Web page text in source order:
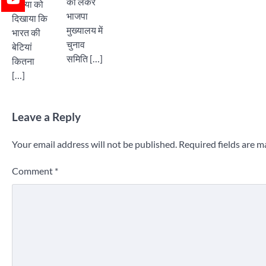
दुनिया को
दिखाया कि
भारत की
बेटियां
कितना
[…]
भाजपा
मुख्यालय में
चुनाव
समिति […]
Leave a Reply
Your email address will not be published. Required fields are
Comment *